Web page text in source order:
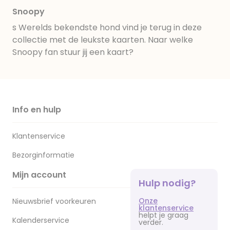
Snoopy
s Werelds bekendste hond vind je terug in deze
collectie met de leukste kaarten. Naar welke
Snoopy fan stuur jij een kaart?
Info en hulp
Klantenservice
Bezorginformatie
Mijn account
Nieuwsbrief voorkeuren
Kalenderservice
Hulp nodig?
Onze
klantenservice
helpt je graag
verder.